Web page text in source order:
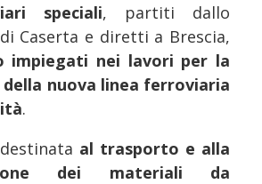
speciali, partiti dallo
Caserta e diretti a Brescia,
impiegati nei lavori per la
della nuova linea ferroviaria
.
al trasporto e alla
dei materiali da